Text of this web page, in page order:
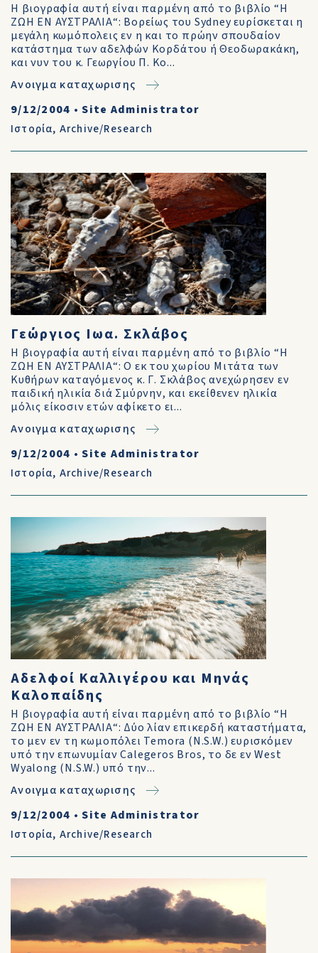
Η βιογραφία αυτή είναι παρμένη από το βιβλίο “Η
ΖΩΗ ΕΝ ΑΥΣΤΡΑΛΙΑ“: Βορείως του Sydney ευρίσκεται η
μεγάλη κωμόπολεις εν η και το πρώην σπουδαίον
κατάστημα των αδελφών Κορδάτου ή Θεοδωρακάκη,
και νυν του κ. Γεωργίου Π. Κο...
Ανοιγμα καταχωρισης
9/12/2004 •Site Administrator
Ιστορία, Archive/Research
Γεώργιος Ιωα. Σκλάβος
Η βιογραφία αυτή είναι παρμένη από το βιβλίο “Η
ΖΩΗ ΕΝ ΑΥΣΤΡΑΛΙΑ“: Ο εκ του χωρίου Μιτάτα των
Κυθήρων καταγόμενος κ. Γ. Σκλάβος ανεχώρησεν εν
παιδική ηλικία διά Σμύρνην, και εκείθενεν ηλικία
μόλις είκοσιν ετών αφίκετο ει...
Ανοιγμα καταχωρισης
9/12/2004 •Site Administrator
Ιστορία, Archive/Research
Αδελφοί Καλλιγέρου και Μηνάς
Καλοπαίδης
Η βιογραφία αυτή είναι παρμένη από το βιβλίο “Η
ΖΩΗ ΕΝ ΑΥΣΤΡΑΛΙΑ“: Δύο λίαν επικερδή καταστήματα,
το μεν εν τη κωμοπόλει Temora (N.S.W.) ευρισκόμεν
υπό την επωνυμίαν Calegeros Bros, το δε εν West
Wyalong (N.S.W.) υπό την...
Ανοιγμα καταχωρισης
9/12/2004 •Site Administrator
Ιστορία, Archive/Research